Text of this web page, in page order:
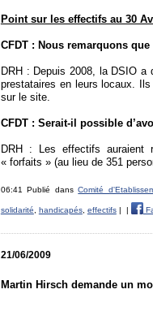
Point sur les effectifs au 30
CFDT : Nous remarquons
DRH : Depuis 2008, la DSIO
prestataires en leurs locaux.
sur le site.
CFDT : Serait-il possible
DRH : Les effectifs auraient
« forfaits » (au lieu de 351
06:41 Publié dansComité
solidarité handicapés, effectifs| |
21/06/2009
Martin Hirsch demande un